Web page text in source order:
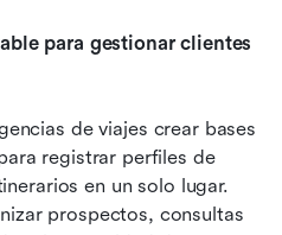
para gestionar clientes
de viajes crear bases
registrar perfiles de
en un solo lugar.
prospectos, consultas